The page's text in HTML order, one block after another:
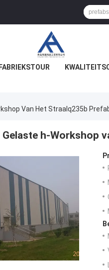
FABRIEKSTOUR
Van Het Straalq235b
h-Workshop